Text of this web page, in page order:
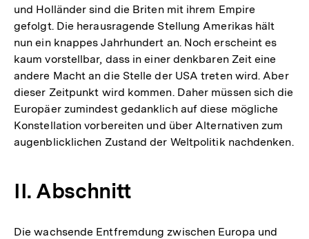
und Holländer sind die Briten mit ihrem Empire
gefolgt. Die herausragende Stellung Amerikas hält
nun ein knappes Jahrhundert an. Noch erscheint es
kaum vorstellbar, dass in einer denkbaren Zeit eine
andere Macht an die Stelle der USA treten wird. Aber
dieser Zeitpunkt wird kommen. Daher müssen sich die
Europäer zumindest gedanklich auf diese mögliche
Konstellation vorbereiten und über Alternativen zum
augenblicklichen Zustand der Weltpolitik nachdenken.
II. Abschnitt
Die wachsende Entfremdung zwischen Europa und